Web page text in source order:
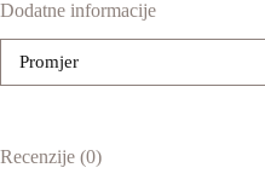
Dodatne informacije
Promjer
Recenzije (0)